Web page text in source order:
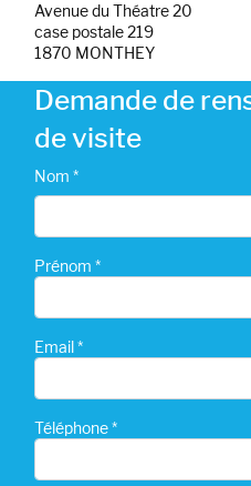
Avenue du Théatre 20
case postale 219
1870 MONTHEY
Demande de
de visite
Nom *
Prénom *
Email *
Téléphone *